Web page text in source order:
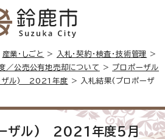
産業・しごと > 入札・契約・検査・技術管理
>
／公売公有地売却について
> プロポーザル
ザル) 2021年度 > 入札結果(プロポーザ
ーザル) 2021年度5月